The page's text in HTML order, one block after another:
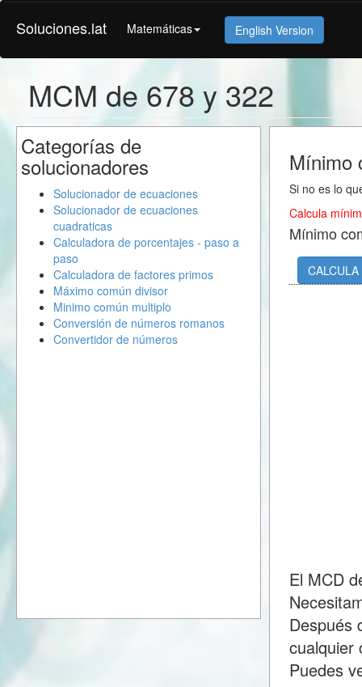
Soluciones.lat Matemáticas English Version
MCM de 678 y 322
Mínimo
Si no es lo
Calcula
Mínimo
CALCULA
El MCD
Después
cualquier
Puedes
Categorías de
solucionadores
Solucionador de ecuaciones
Solucionador de ecuaciones
cuadraticas
Calculadora de porcentajes - paso a
paso
Calculadora de factores primos
Máximo común divisor
Minimo común multiplo
Conversión de números romanos
Convertidor de números